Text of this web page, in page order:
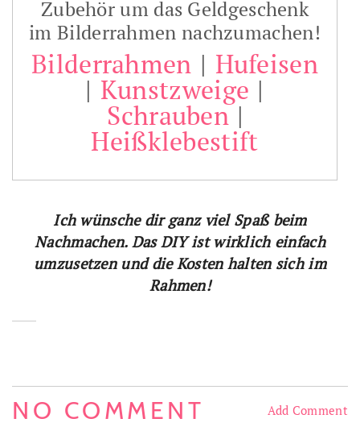
Zubehör um das Geldgeschenk
im Bilderrahmen nachzumachen!
Bilderrahmen | Hufeisen
| Kunstzweige |
Schrauben|
Heißklebestift
Ich wünsche dir ganz viel Spaß beim
Nachmachen. Das DIY ist wirklich einfach
umzusetzen und die Kosten halten sich im
Rahmen!
NO COMMENT Add Comment